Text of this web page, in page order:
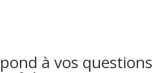
à vos questions